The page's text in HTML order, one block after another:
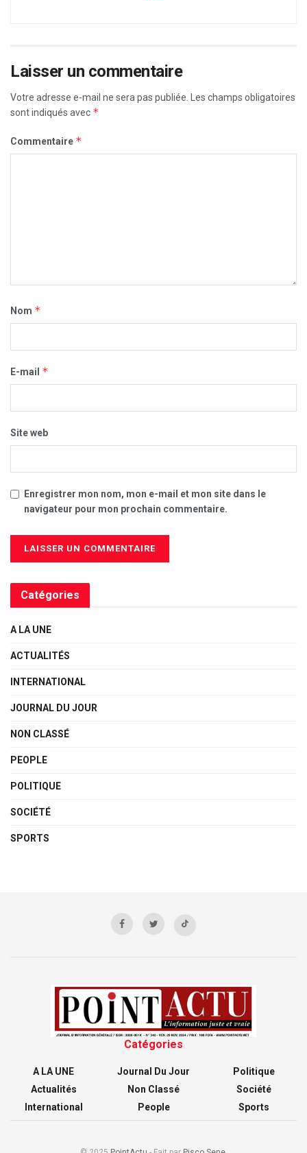
Laisser un commentaire
Votre adresse e-mail ne sera pas publiée. Les champs obligatoires
sont indiqués avec *
Commentaire *
Nom *
E-mail *
Site web
Enregistrer mon nom, mon e-mail et mon site dans le
navigateur pour mon prochain commentaire.
Catégories
A LA UNE
ACTUALITÉS
INTERNATIONAL
JOURNAL DU JOUR
NON CLASSÉ
PEOPLE
POLITIQUE
SOCIÉTÉ
SPORTS
Catégories
A LA UNE
Actualités
International
Journal Du Jour
Non Classé
People
Politique
Société
Sports